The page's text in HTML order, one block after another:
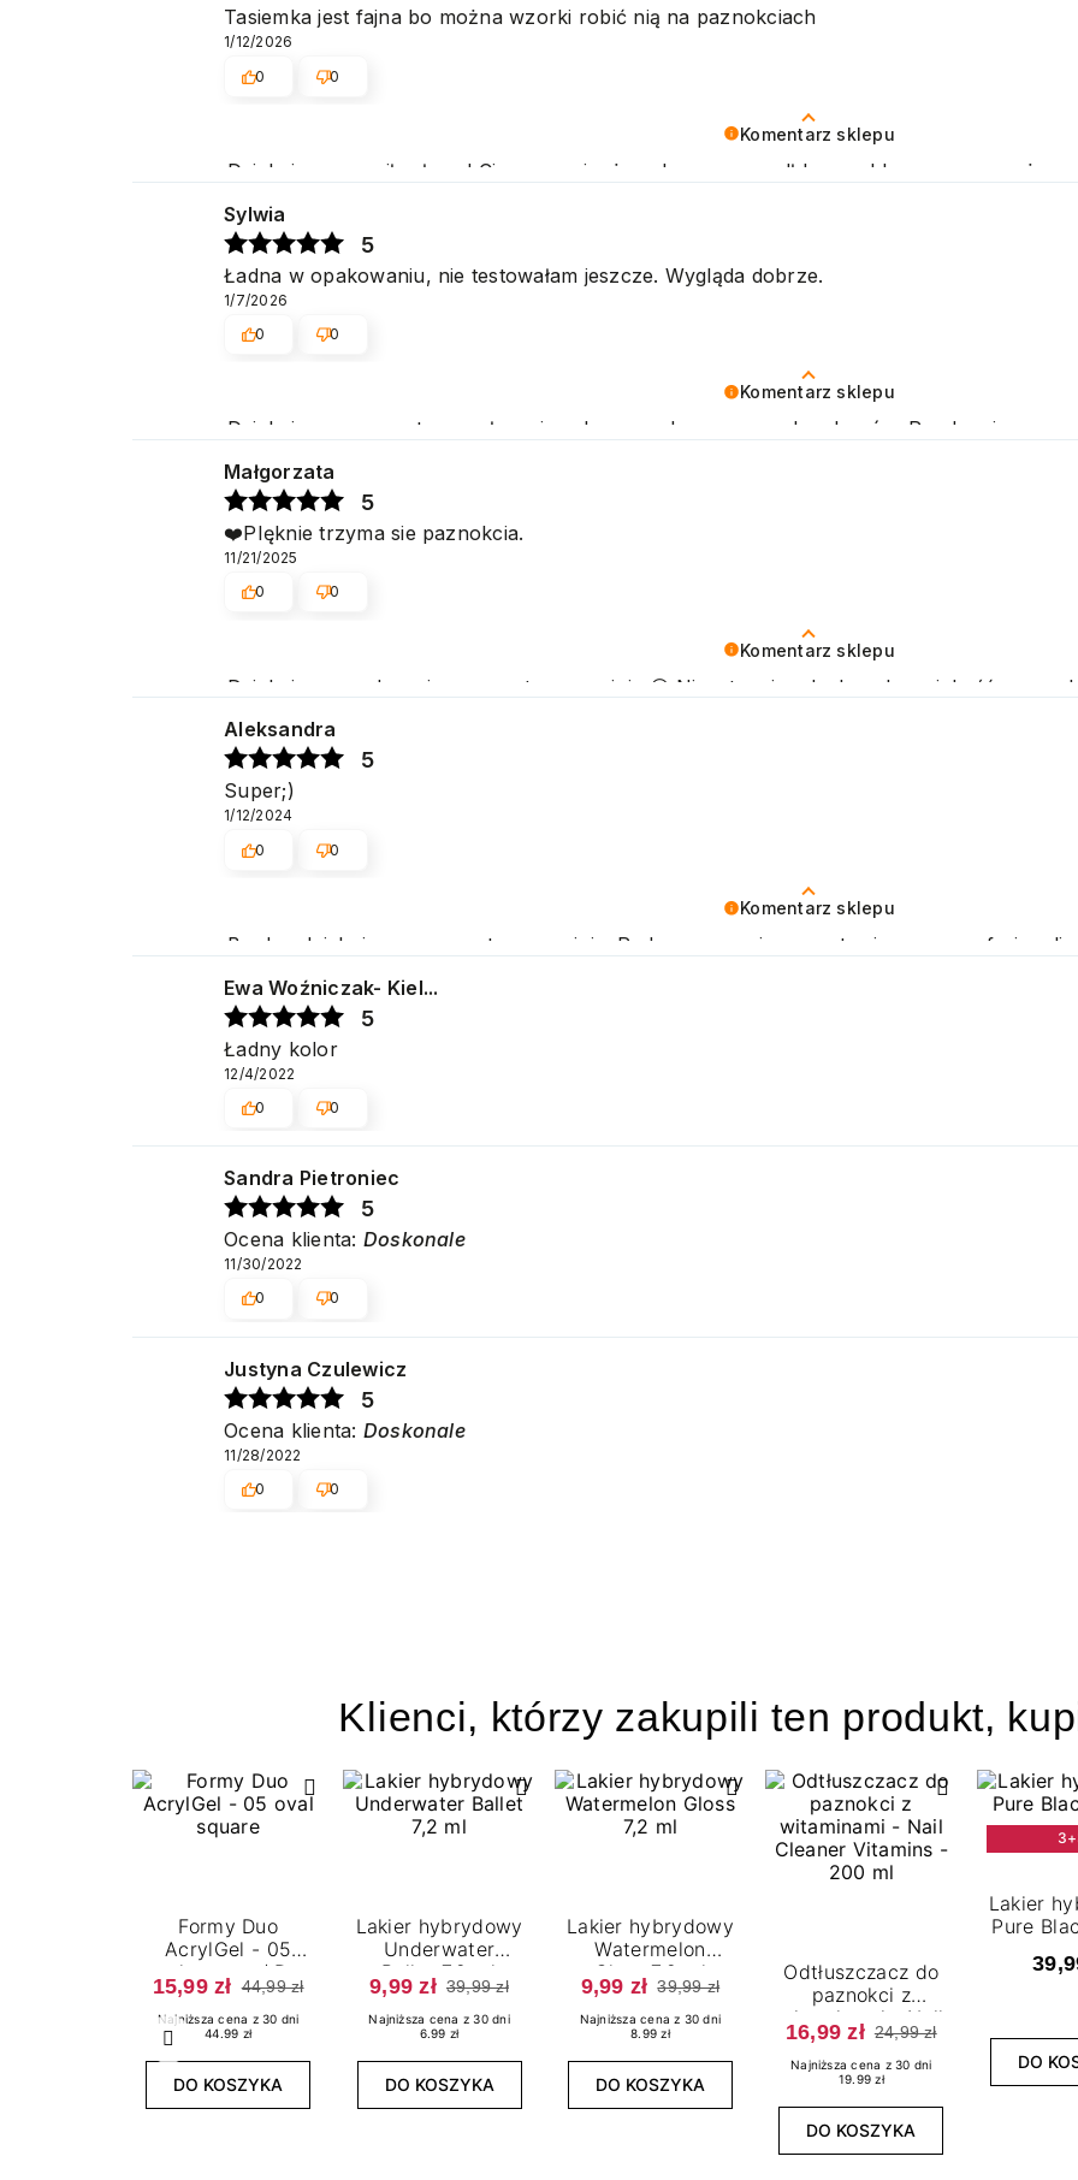
Komentarz sklepu
Dziękujemy za miłe słowa! Cieszymy się, że zakup przeszedł bezproblemowo, oraz, że
Tasiemka jest fajna bo można wzorki robić nią na paznokciach
1/12/2026
0
0
Komentarz sklepu
Dziękujemy za pozytywne słowa i zachęcamy do ponownych zakupów. Pozdrawiamy
Sylwia
5
Ładna w opakowaniu, nie testowałam jeszcze. Wygląda dobrze.
1/7/2026
0
0
Komentarz sklepu
Dziękujemy serdecznie za pozytywną opinię 😊 Nieustannie udoskonalamy jakość
Małgorzata
5
❤️PIęknie trzyma sie paznokcia.
11/21/2025
0
0
Komentarz sklepu
Bardzo dziękujemy za pozytywną opinię. Podczas naszej pracy stawiamy na
Aleksandra
5
Super;)
1/12/2024
0
0
Ewa Woźniczak- Kiel...
5
Ładny kolor
12/4/2022
0
0
Sandra Pietroniec
5
Ocena klienta: Doskonale
11/30/2022
0
0
Justyna Czulewicz
5
Ocena klienta: Doskonale
11/28/2022
0
0
Klienci, którzy zakupili ten produkt,
Poprzedni
Formy Duo
AcrylGel - 05
oval square / Duo
AcrylGel forms -
05 oval square
15,99 zł 44,99 zł
Najniższa cena z 30 dni
44.99 zł
DO KOSZYKA
Lakier hybrydowy
Underwater
Ballet 7,2 ml
9,99 zł 39,99 zł
Najniższa cena z 30 dni
6.99 zł
DO KOSZYKA
Lakier hybrydowy
Watermelon
Gloss 7,2 ml
9,99 zł 39,99 zł
Najniższa cena z 30 dni
8.99 zł
DO KOSZYKA
Odtłuszczacz do
paznokci z
witaminami - Nail
Cleaner Vitamins
- 200 ml
16,99 zł 24,99 zł
Najniższa cena z 30 dni
19.99 zł
DO KOSZYKA
Lakier
Pure
DO